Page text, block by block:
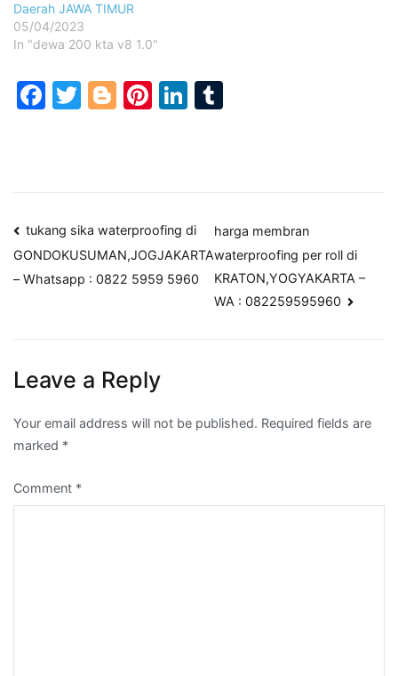
Daerah JAWA TIMUR
05/04/2023
In "dewa 200 kta v8 1.0"
Facebook
Twitter
Blogger
Pinterest
LinkedIn
Post
navigation
tukang sika waterproofing di
GONDOKUSUMAN,JOGJAKARTA
– Whatsapp : 0822 5959 5960
harga membran
waterproofing per roll di
KRATON,YOGYAKARTA –
WA : 082259595960
Leave a Reply
Your email address will not be published. Required fields are
marked *
Comment *